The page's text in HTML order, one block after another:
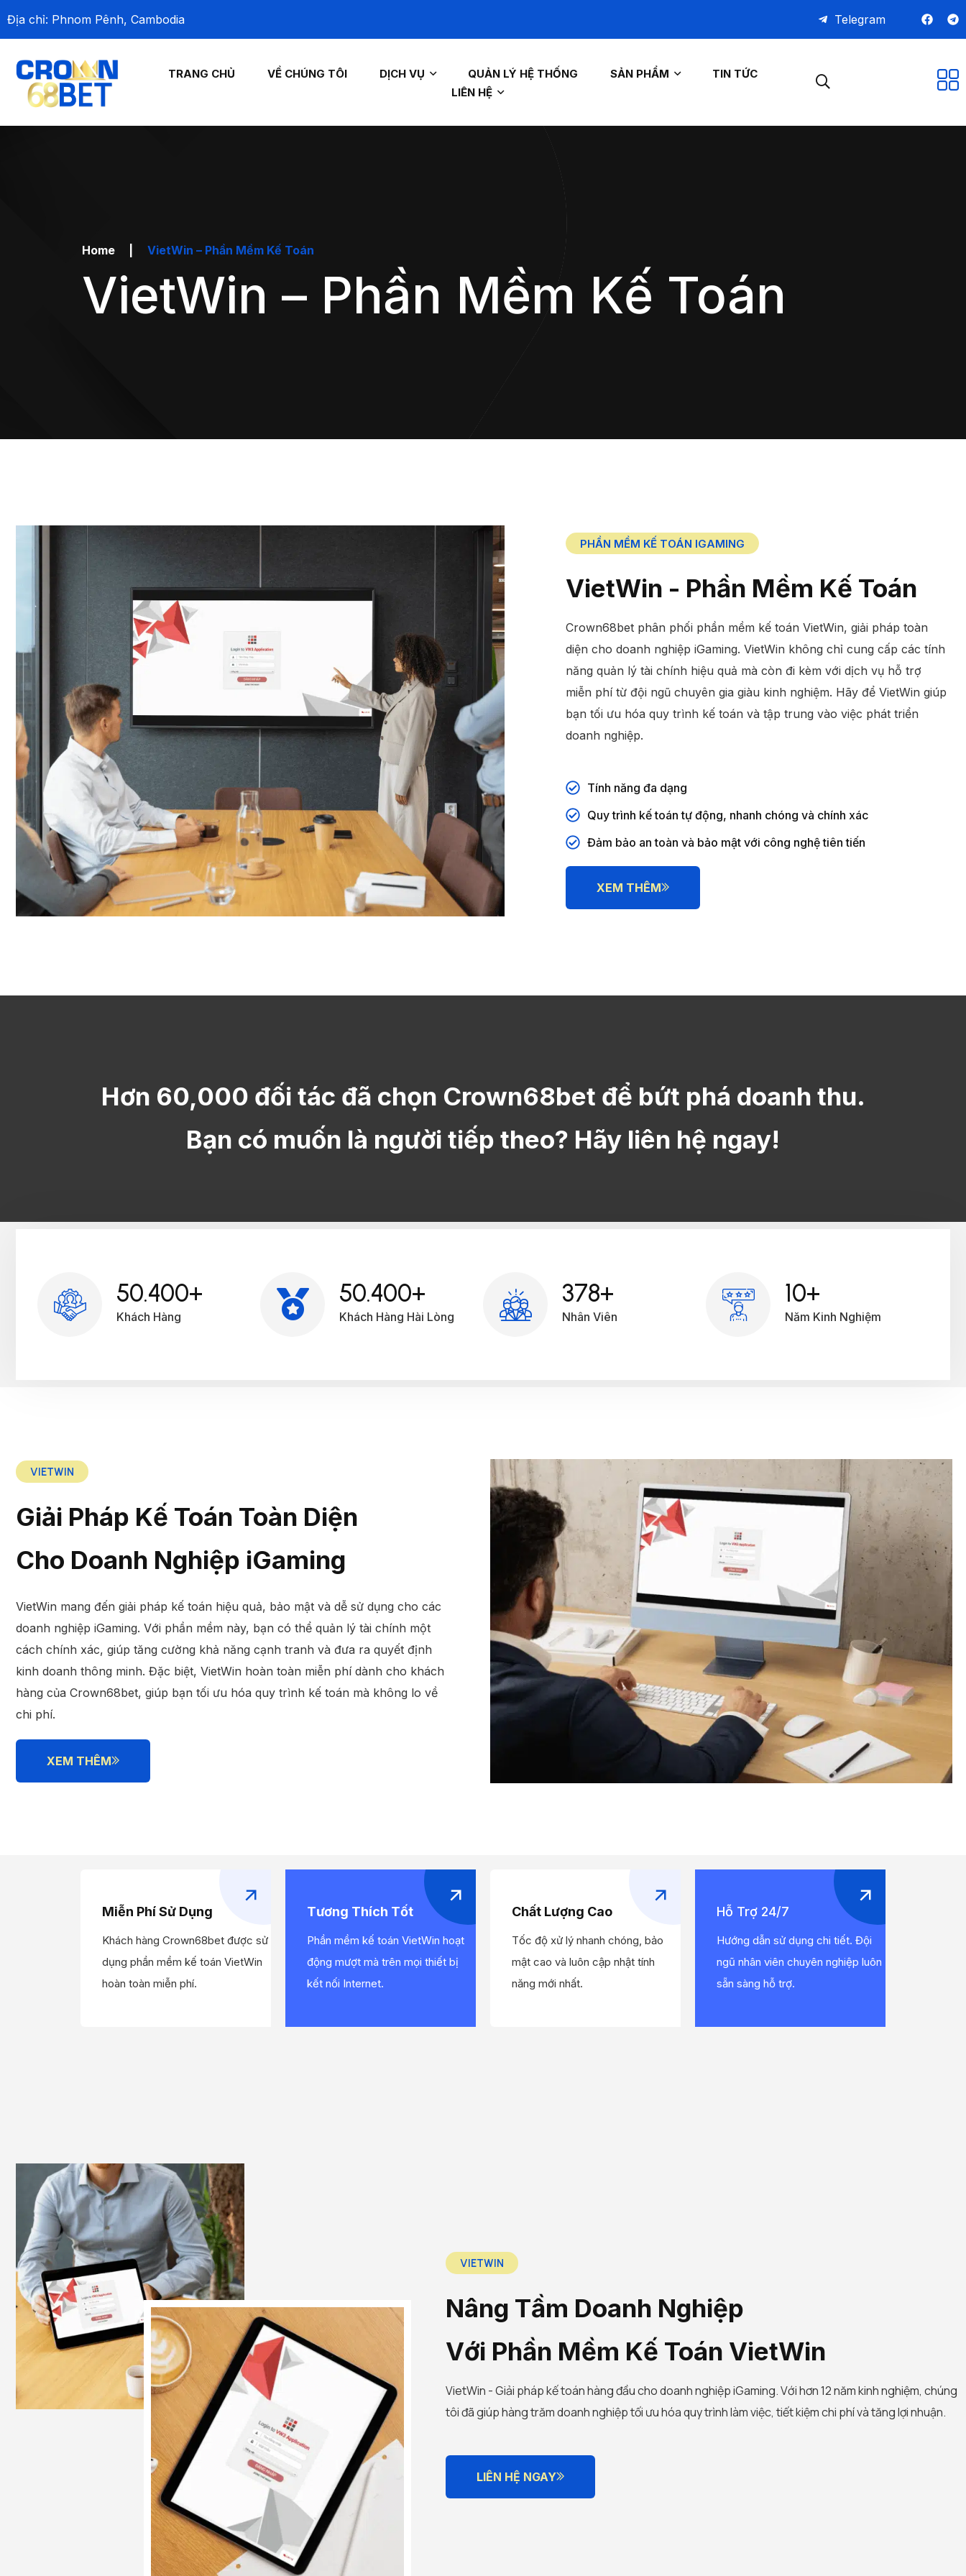
Địa chỉ: Phnom Pênh, Cambodia Telegram
TRANG CHỦ VỀ CHÚNG TÔI DỊCH VỤ QUẢN LÝ HỆ THỐNG SẢN PHẨM
TIN TỨC
LIÊN HỆ
Home VietWin – Phần Mềm Kế Toán
VietWin – Phần Mềm Kế Toán
PHẦN MỀM KẾ TOÁN IGAMING
VietWin - Phần Mềm Kế Toán
Crown68bet phân phối phần mềm kế toán VietWin, giải pháp toàn
diện cho doanh nghiệp iGaming. VietWin không chỉ cung cấp các tính
năng quản lý tài chính hiệu quả mà còn đi kèm với dịch vụ hỗ trợ
miễn phí từ đội ngũ chuyên gia giàu kinh nghiệm. Hãy để VietWin giúp
bạn tối ưu hóa quy trình kế toán và tập trung vào việc phát triển
doanh nghiệp.
Tính năng đa dạng
Quy trình kế toán tự động, nhanh chóng và chính xác
Đảm bảo an toàn và bảo mật với công nghệ tiên tiến
XEM THÊM
Hơn 60,000 đối tác đã chọn Crown68bet để bứt phá doanh thu.
Bạn có muốn là người tiếp theo? Hãy liên hệ ngay!
60.000+
Khách Hàng
60.000+
Khách Hàng Hài Lòng
450+
Nhân Viên
12+
Năm Kinh Nghiệm
VIETWIN
Giải Pháp Kế Toán Toàn Diện
Cho Doanh Nghiệp iGaming
VietWin mang đến giải pháp kế toán hiệu quả, bảo mật và dễ sử dụng cho các
doanh nghiệp iGaming. Với phần mềm này, bạn có thể quản lý tài chính một
cách chính xác, giúp tăng cường khả năng cạnh tranh và đưa ra quyết định
kinh doanh thông minh. Đặc biệt, VietWin hoàn toàn miễn phí dành cho khách
hàng của Crown68bet, giúp bạn tối ưu hóa quy trình kế toán mà không lo về
chi phí.
XEM THÊM
Miễn Phí Sử Dụng
Khách hàng Crown68bet được sử
dụng phần mềm kế toán VietWin
hoàn toàn miễn phí.
Tương Thích Tốt
Phần mềm kế toán VietWin hoạt
động mượt mà trên mọi thiết bị
kết nối Internet.
Chất Lượng Cao
Tốc độ xử lý nhanh chóng, bảo
mật cao và luôn cập nhật tính
năng mới nhất.
Hỗ Trợ 24/7
Hướng dẫn sử dụng chi tiết. Đội
ngũ nhân viên chuyên nghiệp luôn
sẵn sàng hỗ trợ.
VIETWIN
Nâng Tầm Doanh Nghiệp
Với Phần Mềm Kế Toán VietWin
VietWin - Giải pháp kế toán hàng đầu cho doanh nghiệp iGaming. Với hơn 12 năm kinh nghiệm, chúng
tôi đã giúp hàng trăm doanh nghiệp tối ưu hóa quy trình làm việc, tiết kiệm chi phí và tăng lợi nhuận.
LIÊN HỆ NGAY